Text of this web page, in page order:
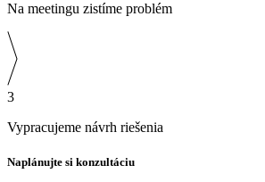
Na meetingu zistíme problém
3
Vypracujeme návrh riešenia
Naplánujte si konzultáciu